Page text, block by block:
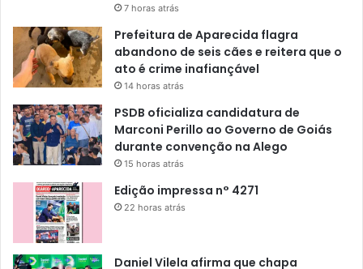
7 horas atrás
Prefeitura de Aparecida flagra
abandono de seis cães e reitera que o
ato é crime inafiançável
14 horas atrás
PSDB oficializa candidatura de
Marconi Perillo ao Governo de Goiás
durante convenção na Alego
15 horas atrás
Edição impressa n° 4271
22 horas atrás
Daniel Vilela afirma que chapa